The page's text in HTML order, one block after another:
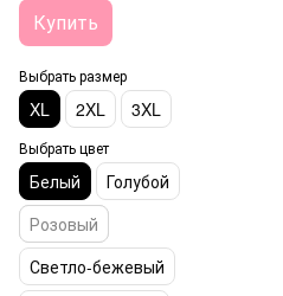
Купить
Выбрать размер
XL 2XL 3XL
Выбрать цвет
Белый
Голубой
Розовый
Светло-бежевый